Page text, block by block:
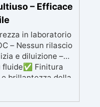
– Efficace
in laboratorio
– Nessun rilascio
e diluizione –
fluide✅ Finitura
brillantezza della